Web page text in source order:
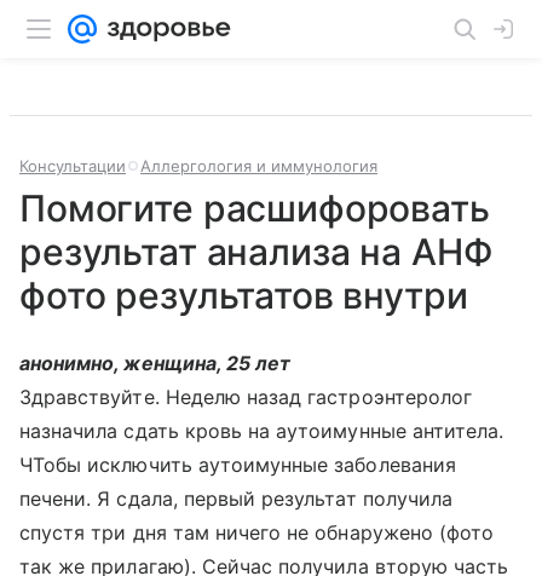
Консультации Аллергология и иммунология
Помогите расшифоровать
результат анализа на АНФ
фото результатов внутри
анонимно, женщина, 25 лет
Здравствуйте. Неделю назад гастроэнтеролог
назначила сдать кровь на аутоимунные антитела.
ЧТобы исключить аутоимунные заболевания
печени. Я сдала, первый результат получила
спустя три дня там ничего не обнаружено (фото
так же прилагаю). Сейчас получила вторую часть